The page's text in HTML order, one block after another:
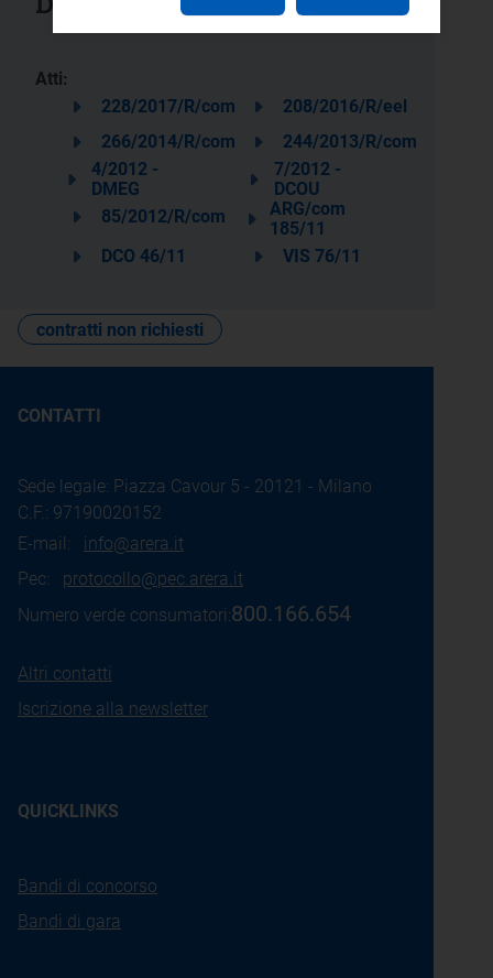
Atti:
228/2017/R/com
208/2016/R/eel
266/2014/R/com
244/2013/R/com
4/2012 -
DMEG
7/2012 -
DCOU
85/2012/R/com
ARG/com
185/11
DCO 46/11
VIS 76/11
contratti non richiesti
CONTATTI
Sede legale: Piazza Cavour 5 - 20121 - Milano
C.F.: 97190020152
E-mail: info@arera.it
Pec: protocollo@pec.arera.it
Numero verde consumatori:800.166.654
Altri contatti
Iscrizione alla newsletter
QUICKLINKS
Bandi di concorso
Bandi di gara